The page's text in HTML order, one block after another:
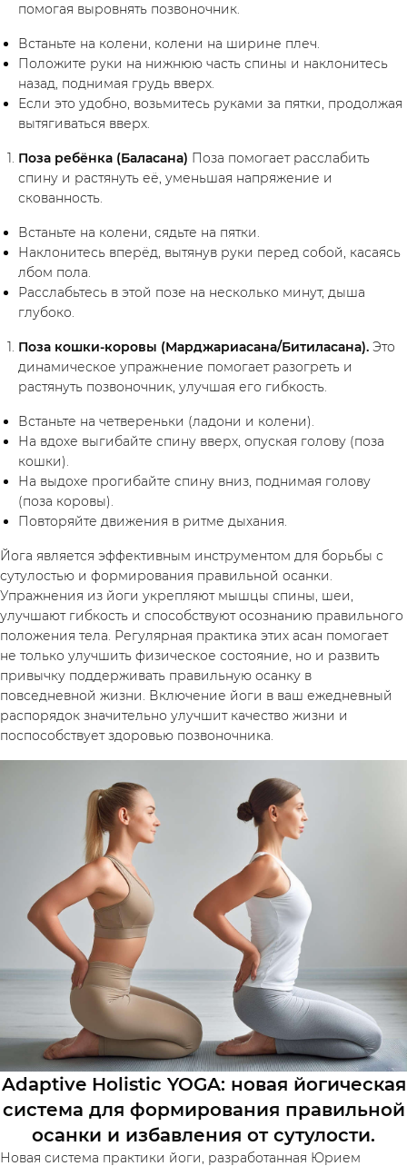
помогая выровнять позвоночник.
Встаньте на колени, колени на ширине плеч.
Положите руки на нижнюю часть спины и наклонитесь
назад, поднимая грудь вверх.
Если это удобно, возьмитесь руками за пятки, продолжая
вытягиваться вверх.
Поза ребёнка (Баласана) Поза помогает расслабить
спину и растянуть её, уменьшая напряжение и
скованность.
Встаньте на колени, сядьте на пятки.
Наклонитесь вперёд, вытянув руки перед собой, касаясь
лбом пола.
Расслабьтесь в этой позе на несколько минут, дыша
глубоко.
Поза кошки-коровы (Марджариасана/Битиласана). Это
динамическое упражнение помогает разогреть и
растянуть позвоночник, улучшая его гибкость.
Встаньте на четвереньки (ладони и колени).
На вдохе выгибайте спину вверх, опуская голову (поза
кошки).
На выдохе прогибайте спину вниз, поднимая голову
(поза коровы).
Повторяйте движения в ритме дыхания.
Йога является эффективным инструментом для борьбы с
сутулостью и формирования правильной осанки.
Упражнения из йоги укрепляют мышцы спины, шеи,
улучшают гибкость и способствуют осознанию правильного
положения тела. Регулярная практика этих асан помогает
не только улучшить физическое состояние, но и развить
привычку поддерживать правильную осанку в
повседневной жизни. Включение йоги в ваш ежедневный
распорядок значительно улучшит качество жизни и
поспособствует здоровью позвоночника.
Adaptive Holistic YOGA: новая йогическая
система для формирования правильной
осанки и избавления от сутулости.
Новая система практики йоги, разработанная Юрием